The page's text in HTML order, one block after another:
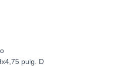
pulg. D